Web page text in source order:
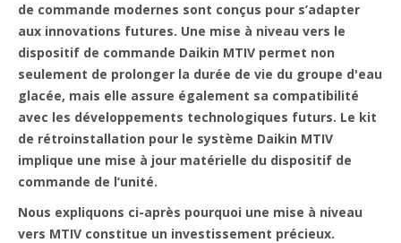
de commande modernes sont conçus pour s’adapter
aux innovations futures. Une mise à niveau vers le
dispositif de commande Daikin MTIV permet non
seulement de prolonger la durée de vie du groupe d'eau
glacée, mais elle assure également sa compatibilité
avec les développements technologiques futurs. Le kit
de rétroinstallation pour le système Daikin MTIV
implique une mise à jour matérielle du dispositif de
commande de l’unité.
Nous expliquons ci-après pourquoi une mise à niveau
vers MTIV constitue un investissement précieux.